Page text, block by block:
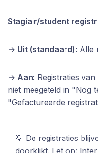
Stagiair/student
→ Uit (standaard): Alle
→ Aan: Registraties
niet meegeteld in "Nog
"Gefactureerde
💡 De registraties
doorklikt. Let op: